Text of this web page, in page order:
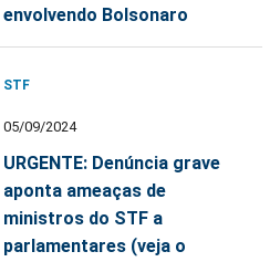
envolvendo Bolsonaro
STF
05/09/2024
URGENTE: Denúncia grave
aponta ameaças de
ministros do STF a
parlamentares (veja o